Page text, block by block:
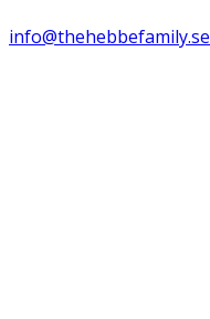
info@thehebbefamily.se